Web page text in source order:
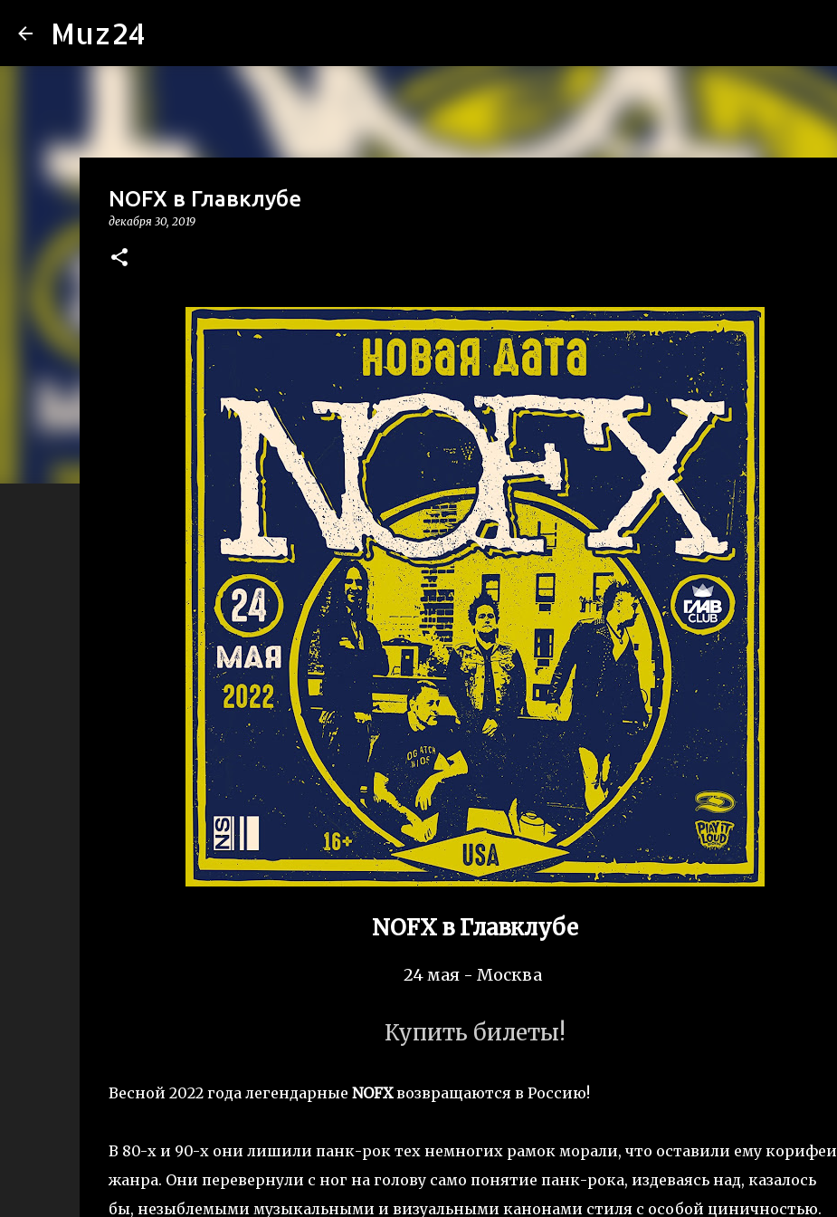
Muz24
NOFX в Главклубе
декабря 30, 2019
NOFX в Главклубе
24 мая - Москва
Купить билеты!
Весной 2022 года легендарные NOFXвозвращаются в Россию!
В 80-х и 90-х они лишили панк-рок тех немногих рамок морали, что оставили ему корифеи
жанра. Они перевернули с ног на голову само понятие панк-рока, издеваясь над, казалось
бы, незыблемыми музыкальными и визуальными канонами стиля с особой циничностью.